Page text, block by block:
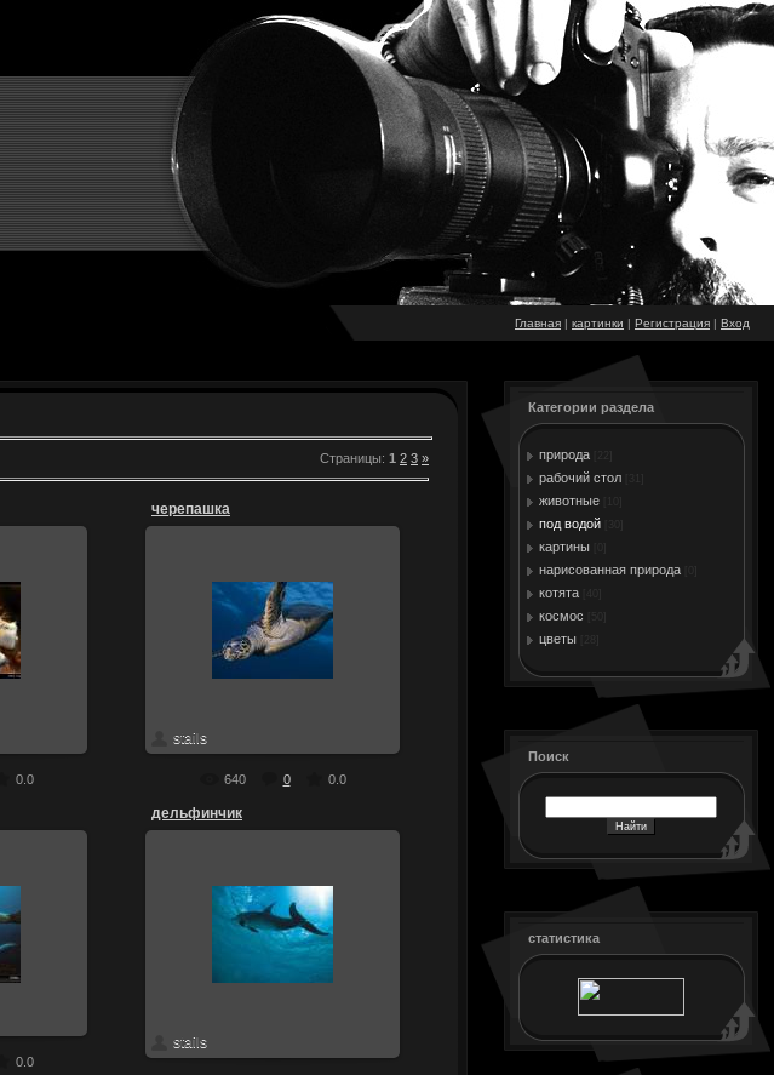
Главная | картинки | Регистрация | Вход
Страницы: 1 2 3 »
0.0
черепашка
13.07.2010
черепашка подводой
скачать
stails
640 0 0.0
0.0
дельфинчик
13.07.2010
дельфин всплывает
скачать
stails
Категории раздела
природа
рабочий стол
животные
под водой
картины
нарисованная природа
котята
космос
цветы
Поиск
статистика